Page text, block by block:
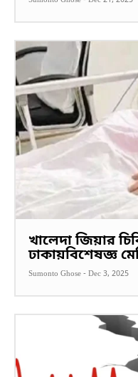
খালেদা জিয়ার
ঢাকায়বিশেষজ্ঞ
Sumonto Ghose - Dec 3, 2025